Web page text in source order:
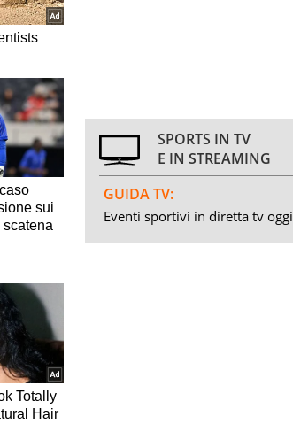
SPORTS IN TV
E IN STREAMING
GUIDA TV:
Eventi sportivi in diretta tv oggi